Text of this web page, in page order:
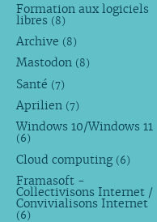
Formation aux logiciels
libres (8)
Archive (8)
Mastodon (8)
Santé (7)
Aprilien (7)
Windows 10/Windows 11
(6)
Cloud computing (6)
Framasoft -
Collectivisons Internet /
Convivialisons Internet
(6)